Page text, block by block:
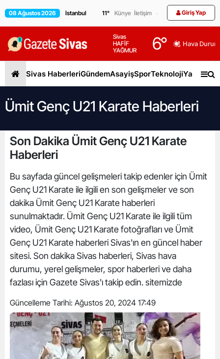
08 Ağustos 2026 11° Künye İletişim Giriş Yap
Sivas
HAFİF
YAĞMUR
6° Hava
Sivas HaberleriGündemAsayişSporTeknolojiYaşam
Ümit Genç U21 Karate Haberleri
Son Dakika Ümit Genç U21 Karate
Haberleri
Bu sayfada güncel gelişmeleri takip edenler için Ümit
Genç U21 Karate ile ilgili en son gelişmeler ve son
dakika Ümit Genç U21 Karate haberleri
sunulmaktadır. Ümit Genç U21 Karate ile ilgili tüm
video, Ümit Genç U21 Karate fotoğrafları ve Ümit
Genç U21 Karate haberleri Sivas'ın en güncel haber
sitesi. Son dakika Sivas haberleri, Sivas hava
durumu, yerel gelişmeler, spor haberleri ve daha
fazlası için Gazete Sivas'ı takip edin. sitemizde
Güncelleme Tarihi: Ağustos 20, 2024 17:49